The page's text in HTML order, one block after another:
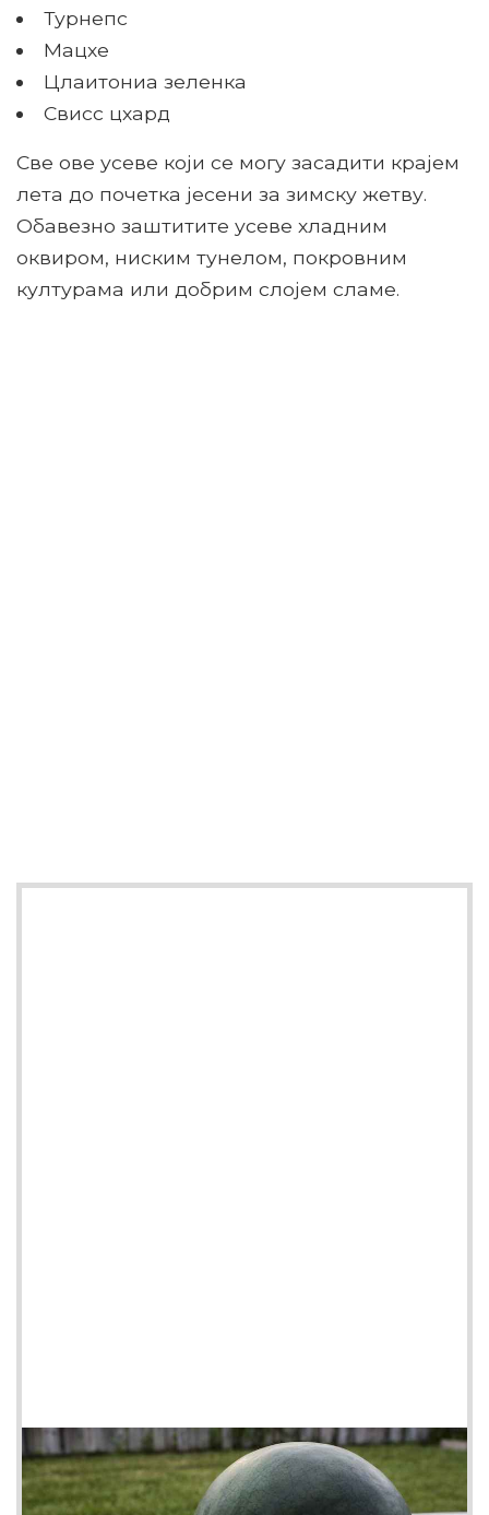
Турнепс
Мацхе
Цлаитониа зеленка
Свисс цхард
Све ове усеве који се могу засадити крајем
лета до почетка јесени за зимску жетву.
Обавезно заштитите усеве хладним
оквиром, ниским тунелом, покровним
културама или добрим слојем сламе.